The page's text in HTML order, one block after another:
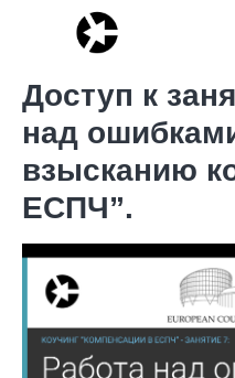
Доступ к
над
взысканию
ЕСПЧ”.